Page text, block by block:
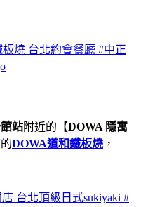
燒 台北約會餐廳 #中正
站附近的【DOWA 隱寓
DOWA道和鐵板燒 ，
台北頂級日式sukiyaki #